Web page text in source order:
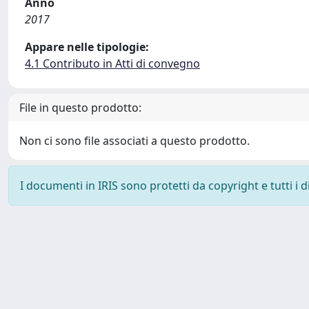
2017
Appare nelle tipologie:
4.1 Contributo in Atti di convegno
File in questo prodotto:
Non ci sono file associati a questo prodotto.
I documenti in IRIS sono protetti da copyright e tutti i